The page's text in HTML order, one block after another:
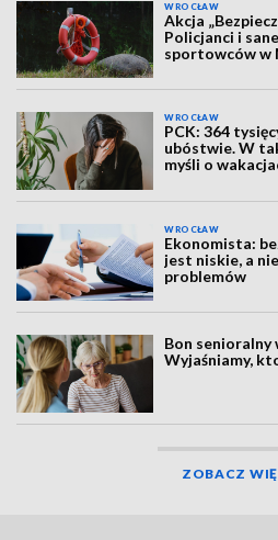
WROCŁAW
Akcja
Policjanci i
sportowców w
WROCŁAW
PCK: 364
ubóstwie. W
myśli o
WROCŁAW
Ekonomista:
jest niskie, a
problemów
Bon senioralny
Wyjaśniamy,
ZOBACZ